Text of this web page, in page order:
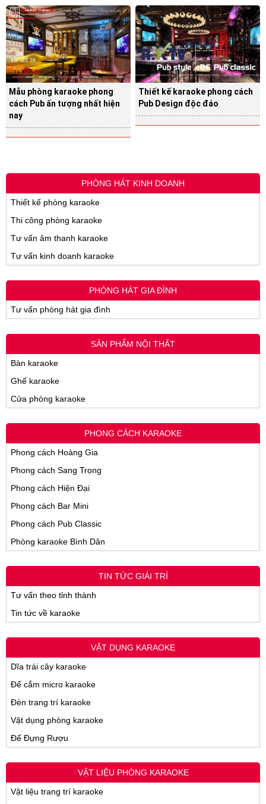
Mẫu phòng karaoke phong
cách Pub ấn tượng nhất hiện
nay
Thiết kế karaoke phong cách
Pub Design độc đáo
PHÒNG HÁT KINH DOANH
Thiết kế phòng karaoke
Thi công phòng karaoke
Tư vấn âm thanh karaoke
Tư vấn kinh doanh karaoke
PHÒNG HÁT GIA ĐÌNH
Tư vấn phòng hát gia đình
SẢN PHẨM NỘI THẤT
Bàn karaoke
Ghế karaoke
Cửa phòng karaoke
PHONG CÁCH KARAOKE
Phong cách Hoàng Gia
Phong cách Sang Trọng
Phong cách Hiện Đại
Phong cách Bar Mini
Phong cách Pub Classic
Phòng karaoke Bình Dân
TIN TỨC GIẢI TRÍ
Tư vấn theo tỉnh thành
Tin tức về karaoke
VẬT DỤNG KARAOKE
Dĩa trái cây karaoke
Đế cắm micro karaoke
Đèn trang trí karaoke
Vật dụng phòng karaoke
Đế Đựng Rượu
VẬT LIỆU PHÒNG KARAOKE
Vật liệu trang trí karaoke